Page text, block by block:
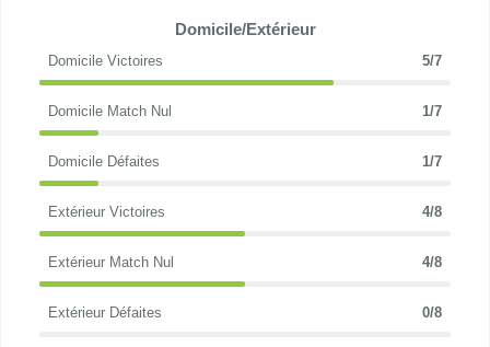
Domicile/Extérieur
Domicile Victoires 5/7
Domicile Match Nul 1/7
Domicile Défaites 1/7
Extérieur Victoires 4/8
Extérieur Match Nul 4/8
Extérieur Défaites 0/8